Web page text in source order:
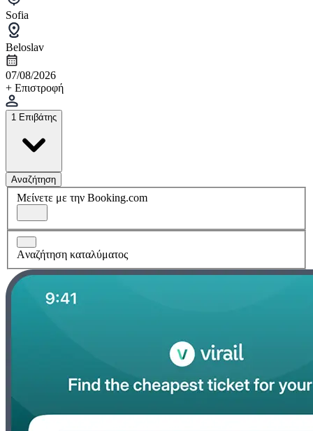
Sofia
Beloslav
07/08/2026
+ Επιστροφή
1 Επιβάτης
Αναζήτηση
Μείνετε με την Booking.com
Aναζήτηση καταλύματος